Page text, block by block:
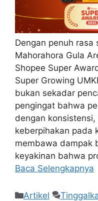
Dengan penuh rasa
Mahorahora Gula
Shopee Super
Super Growing
bukan sekadar
pengingat bahwa
dengan
keberpihakan pada
membawa dampak
keyakinan bahwa
Baca Selengkapnya
Artikel